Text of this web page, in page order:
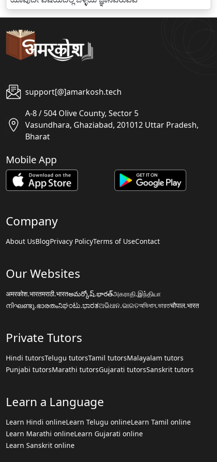
support[@]amarkosh.tech
A-8 / 504 Olive County, Sector 5
Vasundhara, Ghaziabad, 201012 Uttar Pradesh,
Bharat
Mobile App
Company
About UsBlogPrivacy PolicyTerms of UseContact
Our Websites
अमरकोश.भारतमराठी.भारतఅమర్కోష్.భారత్அகராதி.இந்தியா
നിഘണ്ടു.ഭാരതംನಿಘಂಟು.ಭಾರತଅଭିଧାନ.ଭାରତঅভিধান.ভারতचौपाल.भारत
Private Tutors
Hindi tutorsTelugu tutorsTamil tutorsMalayalam tutors
Punjabi tutorsMarathi tutorsGujarati tutorsSanskrit tutors
Learn a Language
Learn Hindi onlineLearn Telugu onlineLearn Tamil online
Learn Marathi onlineLearn Gujarati online
Learn Sanskrit online